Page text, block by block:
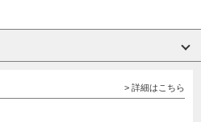
> 詳細はこちら